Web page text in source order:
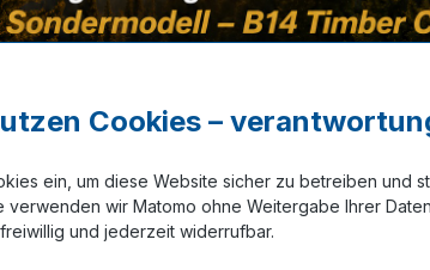
Cookies –
ein, um diese Website sicher zu betreiben und
verwenden wir Matomo ohne Weitergabe Ihrer
und jederzeit widerrufbar.